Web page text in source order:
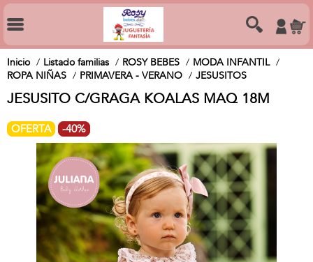
Inicio Listado familias ROSY BEBES
MODA INFANTIL
ROPA NIÑAS
PRIMAVERA - VERANO JESUSITOS
JESUSITO C/GRAGA KOALAS MAQ 18M
OFERTA -40%